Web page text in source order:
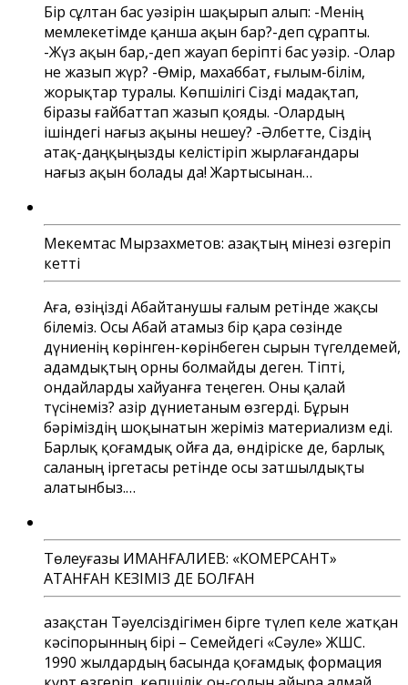
Бір сұлтан бас уәзірін шақырып алып: -Менің
мемлекетімде қанша ақын бар?-деп сұрапты.
-Жүз ақын бар,-деп жауап беріпті бас уәзір. -Олар
не жазып жүр? -Өмір, махаббат, ғылым-білім,
жорықтар туралы. Көпшілігі Сізді мадақтап,
біразы ғайбаттап жазып қояды. -Олардың
ішіндегі нағыз ақыны нешеу? -Әлбетте, Сіздің
атақ-даңқыңызды келістіріп жырлағандары
нағыз ақын болады да! Жартысынан…
Мекемтас Мырзахметов: Қазақтың мінезі өзгеріп
кетті
Аға, өзіңізді Абайтанушы ғалым ретінде жақсы
білеміз. Осы Абай атамыз бір қара сөзінде
дүниенің көрінген-көрінбеген сырын түгелдемей,
адамдықтың орны болмайды деген. Тіпті,
ондайларды хайуанға теңеген. Оны қалай
түсінеміз? Қазір дүниетаным өзгерді. Бұрын
бәріміздің шоқынатын жеріміз материализм еді.
Барлық қоғамдық ойға да, өндіріске де, барлық
саланың іргетасы ретінде осы затшылдықты
алатынбыз.…
Төлеуғазы ИМАНҒАЛИЕВ: «КОМЕРСАНТ»
АТАНҒАН КЕЗІМІЗ ДЕ БОЛҒАН
Қазақстан Тәуелсіздігімен бірге түлеп келе жатқан
кәсіпорынның бірі – Семейдегі «Сәуле» ЖШС.
1990 жылдардың басында қоғамдық формация